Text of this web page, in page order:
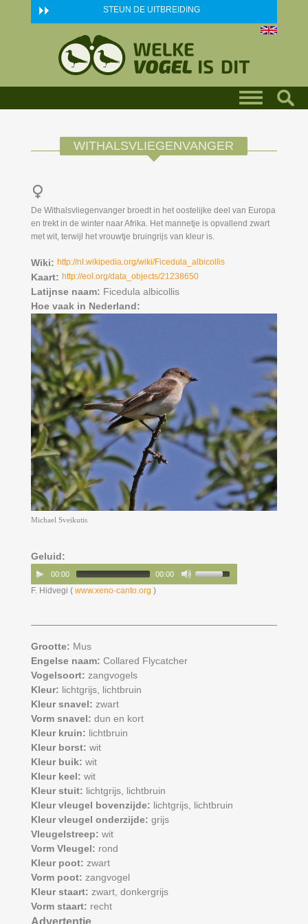
Skip to main content STEUN DE UITBREIDING
WITHALSVLIEGENVANGER
De Withalsvliegenvanger broedt in het oostelijke deel van Europa
en trekt in de winter naar Afrika. Het mannetje is opvallend zwart
met wit, terwijl het vrouwtje bruingrijs van kleur is.
Wiki: http://nl.wikipedia.org/wiki/Ficedula_albicollis
Kaart: http://eol.org/data_objects/21238650
Latijnse naam: Ficedula albicollis
Hoe vaak in Nederland:
Michael Sveikutis
Geluid:
00:00 00:00
F. Hidvegi ( www.xeno-canto.org )
Grootte: Mus
Engelse naam: Collared Flycatcher
Vogelsoort: zangvogels
Kleur: lichtgrijs, lichtbruin
Kleur snavel: zwart
Vorm snavel: dun en kort
Kleur kruin: lichtbruin
Kleur borst: wit
Kleur buik: wit
Kleur keel: wit
Kleur stuit: lichtgrijs, lichtbruin
Kleur vleugel bovenzijde: lichtgrijs, lichtbruin
Kleur vleugel onderzijde: grijs
Vleugelstreep: wit
Vorm Vleugel: rond
Kleur poot: zwart
Vorm poot: zangvogel
Kleur staart: zwart, donkergrijs
Vorm staart: recht
Advertentie